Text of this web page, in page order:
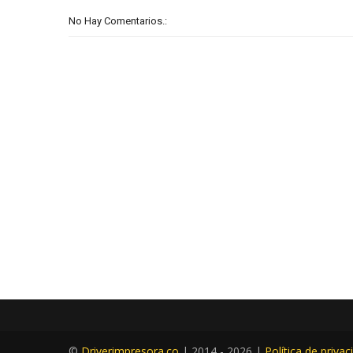
No Hay Comentarios.: